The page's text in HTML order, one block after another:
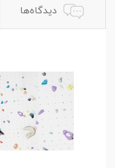
دیدگاه‌ها